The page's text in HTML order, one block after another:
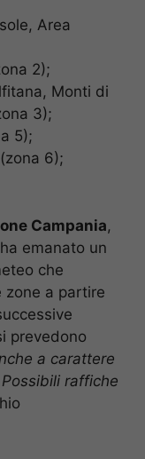
Area
2);
Monti di
3);
5);
6);
Campania,
emanato un
che
zone a partire
prevedono
a carattere
raffiche